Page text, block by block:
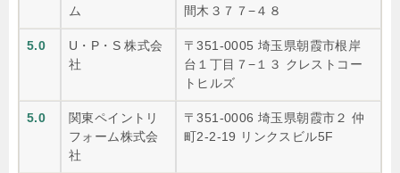
ム
間木３７７−４８
5.0
U・P・S 株式会
社
〒351-0005 埼玉県朝霞市根岸
台１丁目７−１３ クレストコー
トヒルズ
5.0
関東ペイントリ
フォーム株式会
社
〒351-0006 埼玉県朝霞市２ 仲
町2-2-19 リンクスビル5F